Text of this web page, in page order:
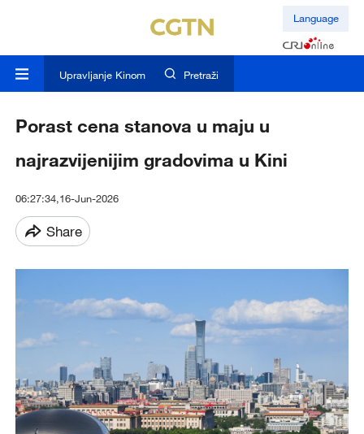
Language
Upravljanje Kinom Pretraži
Porast cena stanova u maju u
najrazvijenijim gradovima u Kini
06:27:34,16-Jun-2026
Share